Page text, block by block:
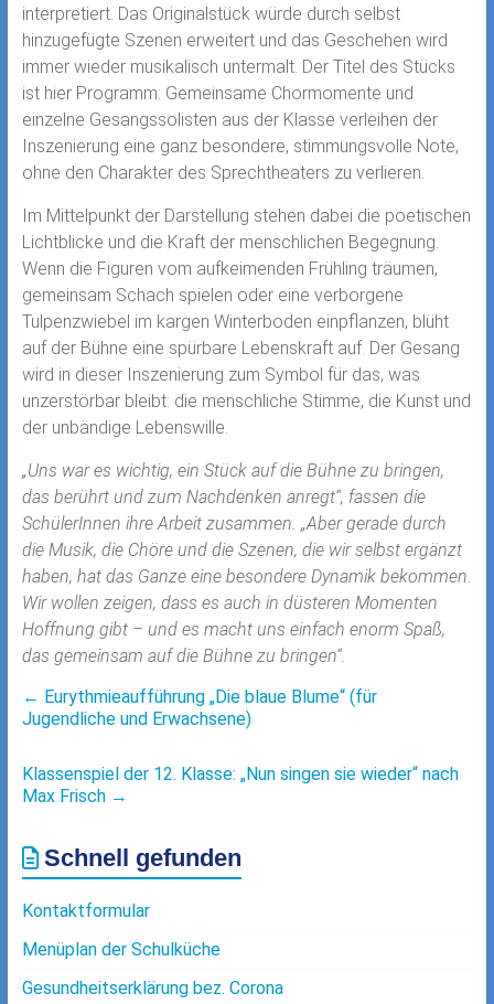
interpretiert. Das Originalstück würde durch selbst
hinzugefügte Szenen erweitert und das Geschehen wird
immer wieder musikalisch untermalt. Der Titel des Stücks
ist hier Programm: Gemeinsame Chormomente und
einzelne Gesangssolisten aus der Klasse verleihen der
Inszenierung eine ganz besondere, stimmungsvolle Note,
ohne den Charakter des Sprechtheaters zu verlieren.
Im Mittelpunkt der Darstellung stehen dabei die poetischen
Lichtblicke und die Kraft der menschlichen Begegnung.
Wenn die Figuren vom aufkeimenden Frühling träumen,
gemeinsam Schach spielen oder eine verborgene
Tulpenzwiebel im kargen Winterboden einpflanzen, blüht
auf der Bühne eine spürbare Lebenskraft auf. Der Gesang
wird in dieser Inszenierung zum Symbol für das, was
unzerstörbar bleibt: die menschliche Stimme, die Kunst und
der unbändige Lebenswille.
„Uns war es wichtig, ein Stück auf die Bühne zu bringen,
das berührt und zum Nachdenken anregt“, fassen die
SchülerInnen ihre Arbeit zusammen. „Aber gerade durch
die Musik, die Chöre und die Szenen, die wir selbst ergänzt
haben, hat das Ganze eine besondere Dynamik bekommen.
Wir wollen zeigen, dass es auch in düsteren Momenten
Hoffnung gibt – und es macht uns einfach enorm Spaß,
das gemeinsam auf die Bühne zu bringen“.
← Eurythmieaufführung „Die blaue Blume“ (für
Jugendliche und Erwachsene)
Klassenspiel der 12. Klasse: „Nun singen sie wieder“ nach
Max Frisch →
Schnell gefunden
Kontaktformular
Menüplan der Schulküche
Gesundheitserklärung bez. Corona